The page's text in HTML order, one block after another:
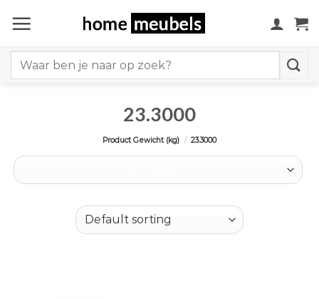
naar
for:
23.3000
Product Gewicht (kg) / 23.3000